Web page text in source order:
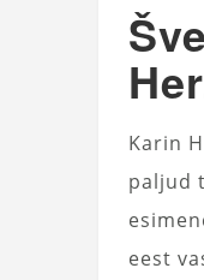
Karin
paljud
eest